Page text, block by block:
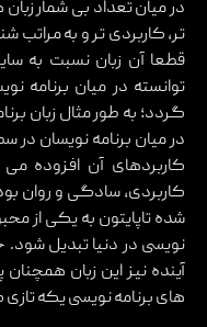
در میان تعداد بی شمار
تر، کاربردی تر و به
قطعا آن زبان نسبت به
توانسته در میان برنامه
گردد؛ به طور مثال زبان
در میان برنامه نویسان در
کاربردهای آن افزوده
کاربردی، سادگی و روان
شده تاپایتون به یکی از
آینده نیز این زبان
های برنامه نویسی یکه